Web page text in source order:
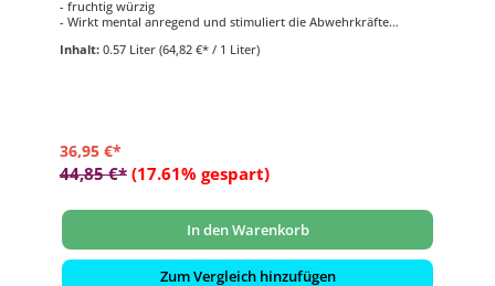
- fruchtig würzig
- Wirkt mental anregend und stimuliert die Abwehrkräfte
Inhalt: 0.57 Liter (64,82 €* / 1 Liter)
36,95 €*
44,85 €* (17.61% gespart)
In den Warenkorb
Zum Vergleich hinzufügen